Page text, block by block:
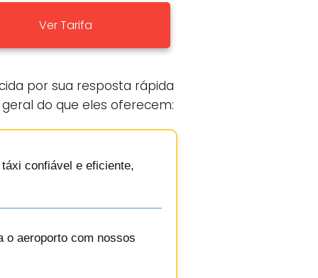
Ver Tarifa
por sua resposta rápida
do que eles oferecem:
confiável e eficiente,
o aeroporto com nossos